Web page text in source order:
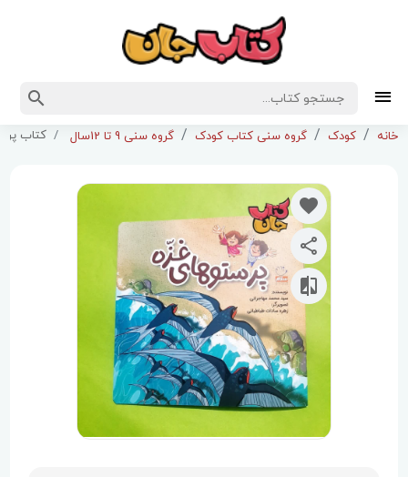
خانه کودک گروه سنی کتاب کودک گروه سنی 9 تا 12سال کتاب